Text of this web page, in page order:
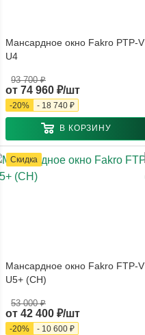
Мансардное окно Fakro PTP-V
U4
от 74 960 ₽/шт
93 700 ₽
-20% - 18 740 ₽
В КОРЗИНУ
Скидка
Мансардное окно Fakro FTP-V
U5+ (CH)
от 42 400 ₽/шт
53 000 ₽
-20% - 10 600 ₽